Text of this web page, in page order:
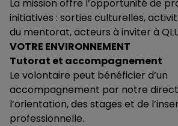
La mission offre l’opportunité de
initiatives : sorties culturelles,
du mentorat, acteurs à inviter à
VOTRE ENVIRONNEMENT
Tutorat et accompagnement
Le volontaire peut bénéficier d’un
accompagnement par notre
l’orientation, des stages et de
professionnelle.